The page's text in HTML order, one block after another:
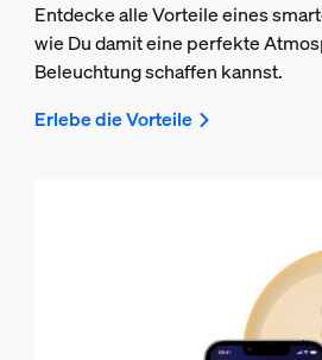
Entdecke alle Vorteile eines
wie Du damit eine perfekte
Beleuchtung schaffen kannst.
Erlebe die Vorteile